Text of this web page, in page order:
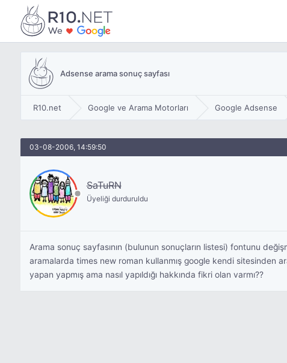
Adsense arama sonuç sayfası
R10.net Google ve Arama Motorları Google Adsense
03-08-2006, 14:59:50
SaTuRN
Üyeliği durduruldu
Arama sonuç sayfasının (bulunun sonuçların listesi) fontunu
aramalarda times new roman kullanmış google kendi sitesinden
yapan yapmış ama nasıl yapıldığı hakkında fikri olan varmı??